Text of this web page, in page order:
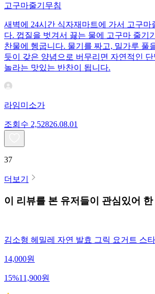
고구마줄기무침
새벽에 24시간 식자재마트에 가서 고구마
다. 껍질을 벗겨서 끓는 물에 고구마 줄기
찬물에 헹굽니다. 물기를 짜고, 밀가루 풀
듯이 갖은 양념으로 버무리면 자연적인 단
놀라는 맛있는 반찬이 됩니다.
라임미소가
조회수 2,52826.08.01
37
더보기
이 리뷰를 본 유저들이 관심있어
김소형 헤밀레 자연 발효 그릭 요거트 스
14,000원
15%11,900원